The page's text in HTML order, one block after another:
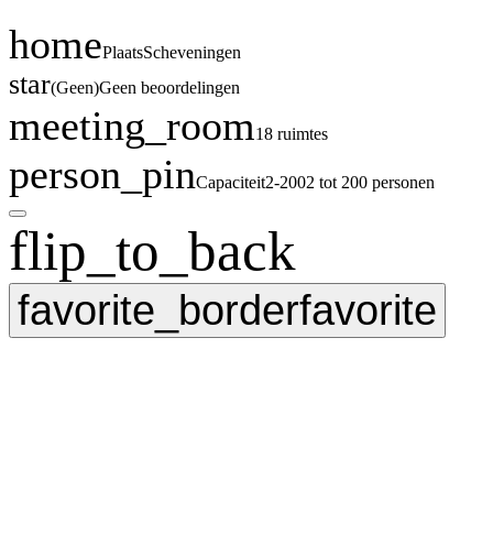
homePlaatsScheveningen
star(Geen)Geen beoordelingen
meeting_room18 ruimtes
person_pinCapaciteit2-2002 tot 200 personen
flip_to_back
favorite_borderfavorite